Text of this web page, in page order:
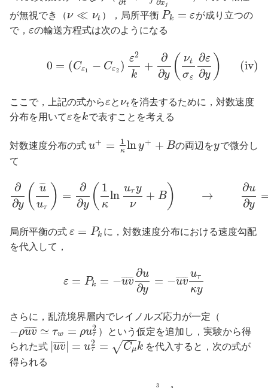
∂t ∂x j
が無視でき（ν ≪ νt ），局所平衡 Pk = εが成り立つの
で， εの輸送方程式は次のようになる
0 = (Cε1 − Cε2 )
ε2
k
+
∂
∂y ( νt
σε
∂ε
∂y ) (iv)
ここで，上記の式からεと νt を消去するために，対数速度
分布を用いてεをkで表すことを考える
対数速度分布の式 u+ = 1
κ lny+ + Bの両辺をyで微分し
て
∂
∂y ( u
¯¯
¯
uτ ) =
∂
∂y ( 1
κ
ln
uτ y
ν
+ B) →
∂u
∂y
局所平衡の式 ε = Pk に，対数速度分布における速度勾配
を代入して，
ε = Pk = −uv
¯ ¯
¯¯¯ ∂u
∂y
= −uv
¯ ¯
¯¯¯
uτ
κy
さらに，乱流境界層内でレイノルズ応力が一定（
−ρuv
¯ ¯
¯¯¯ ≃ τw = ρu2
τ ）という仮定を追加し，実験から得
られた式 |uv
¯ ¯
¯¯¯ | = u2
τ = Cμ
−−
−
√ kを代入すると，次の式が
得られる
3